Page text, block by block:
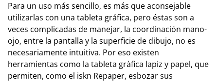
Para un uso más sencillo, es más que aconsejable
utilizarlas con una tableta gráfica, pero éstas son a
veces complicadas de manejar, la coordinación mano-
ojo, entre la pantalla y la superficie de dibujo, no es
necesariamente intuitiva. Por eso existen
herramientas como la tableta gràfica lapiz y papel, que
permiten, como el iskn Repaper, esbozar sus